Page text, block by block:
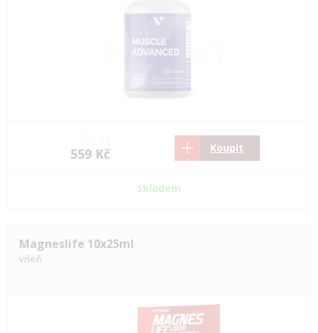
559 Kč Koupit
Skladem
Magneslife 10x25ml
višeň